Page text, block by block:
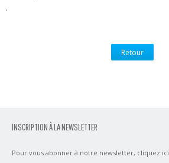
.
Retour
INSCRIPTION À LA NEWSLETTER
Pour vous abonner à notre newsletter, cliquez ici